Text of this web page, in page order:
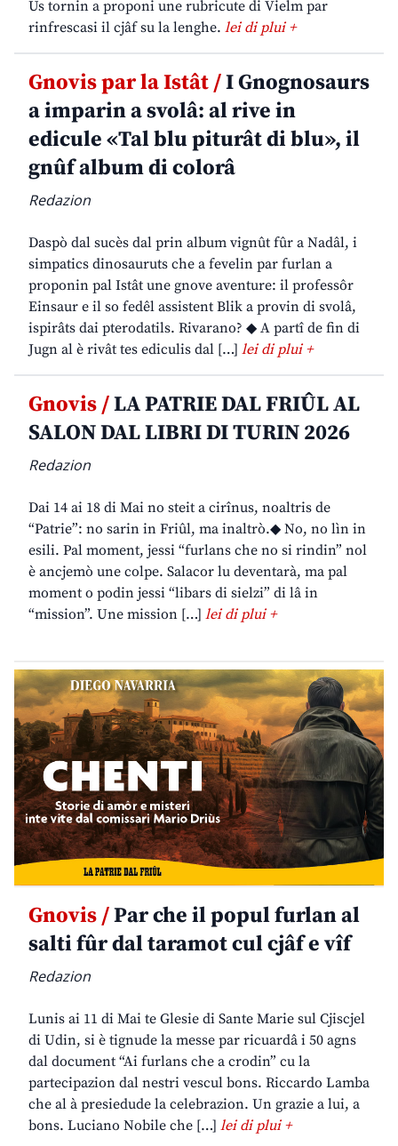
Us tornin a proponi une rubricute di Vielm par
rinfrescasi il cjâf su la lenghe. lei di plui +
Gnovis par la Istât /I Gnognosaurs
a imparin a svolâ: al rive in
edicule «Tal blu piturât di blu», il
gnûf album di colorâ
Redazion
Daspò dal sucès dal prin album vignût fûr a Nadâl, i
simpatics dinosauruts che a fevelin par furlan a
proponin pal Istât une gnove aventure: il professôr
Einsaur e il so fedêl assistent Blik a provin di svolâ,
ispirâts dai pterodatils. Rivarano? ◆ A partî de fin di
Jugn al è rivât tes ediculis dal […] lei di plui +
Gnovis /LA PATRIE DAL FRIÛL AL
SALON DAL LIBRI DI TURIN 2026
Redazion
Dai 14 ai 18 di Mai no steit a cirînus, noaltris de
“Patrie”: no sarin in Friûl, ma inaltrò.◆ No, no lìn in
esili. Pal moment, jessi “furlans che no si rindin” nol
è ancjemò une colpe. Salacor lu deventarà, ma pal
moment o podin jessi “libars di sielzi” di lâ in
“mission”. Une mission […] lei di plui +
Gnovis /Par che il popul furlan al
salti fûr dal taramot cul cjâf e vîf
Redazion
Lunis ai 11 di Mai te Glesie di Sante Marie sul Cjiscjel
di Udin, si è tignude la messe par ricuardâ i 50 agns
dal document “Ai furlans che a crodin” cu la
partecipazion dal nestri vescul bons. Riccardo Lamba
che al à presiedude la celebrazion. Un grazie a lui, a
bons. Luciano Nobile che […] lei di plui +